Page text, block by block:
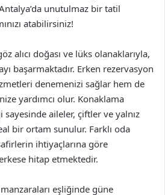
unutulmaz bir tatil
atabilirsiniz!
alıcı doğası ve lüks olanaklarıyla,
başarmaktadır. Erken rezervasyon
denemenizi sağlar hem de
yardımcı olur. Konaklama
aileler, çiftler ve yalnız
bir ortam sunulur. Farklı oda
ihtiyaçlarına göre
hitap etmektedir.
eşliğinde güne